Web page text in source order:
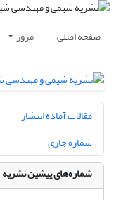
صفحه اصلی مرور
مقالات آماده انتشار
شماره جاری
شماره‌های پیشین نشریه